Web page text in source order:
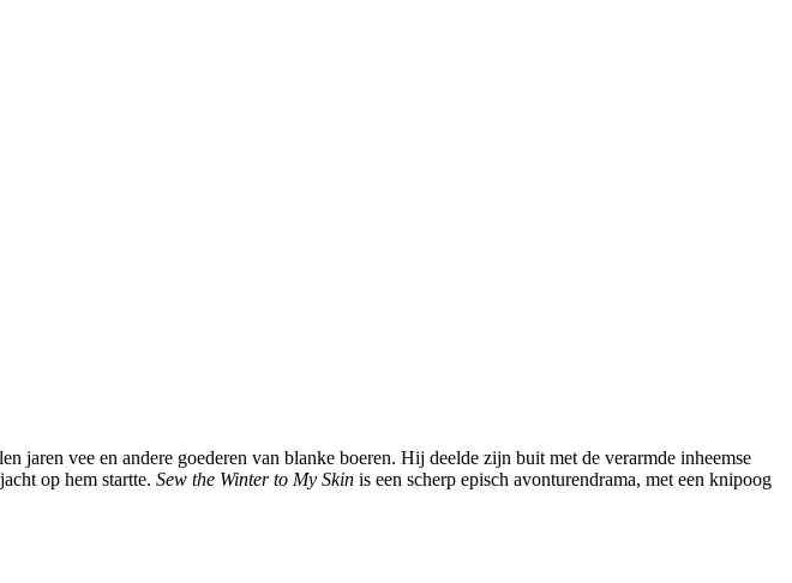
vee en andere goederen van blanke boeren. Hij deelde zijn buit met de verarmde inheemse
op hem startte. Sew the Winter to My Skin is een scherp episch avonturendrama, met een knipoog